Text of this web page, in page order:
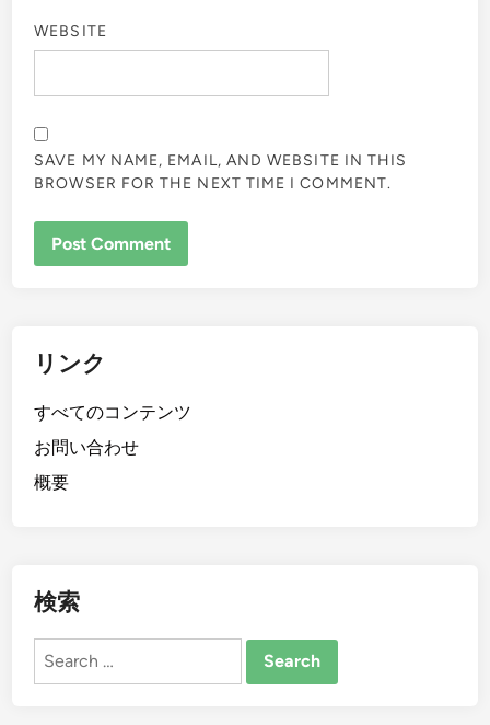
WEBSITE
SAVE MY NAME, EMAIL, AND WEBSITE IN THIS
BROWSER FOR THE NEXT TIME I COMMENT.
リンク
すべてのコンテンツ
お問い合わせ
概要
検索
Search